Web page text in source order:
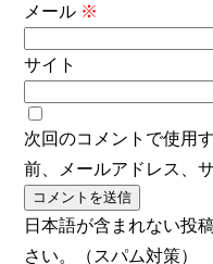
メール ※
サイト
次回のコメントで使用
前、メールアドレス、
日本語が含まれない投
さい。（スパム対策）